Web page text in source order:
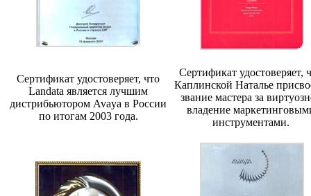
Сертификат удостоверяет, что
Landata является лучшим
дистрибьютором Avaya в России
по итогам 2003 года.
Сертификат удостоверяет,
Каплинской Наталье
звание мастера за
владение
инструментами.